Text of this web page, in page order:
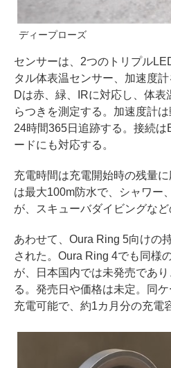
ディープローズ
センサーは、2つのトリプル
タル体表温センサー、加速度
Dは赤、緑、IRに対応し、体
らつきを測定する。加速度計
24時間365日追跡する。接続
ードにも対応する。
充電時間は充電開始時の残量
は最大100m防水で、シャワー
が、スキューバダイビングなど
あわせて、Oura Ring 5向けの
された。Oura Ring 4でも同様
が、日本国内では未発売であ
る。発売日や価格は未定。同
充電可能で、約1カ月分の充電